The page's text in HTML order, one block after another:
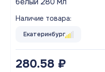
Наличие товара:
Екатеринбург
280.58 ₽